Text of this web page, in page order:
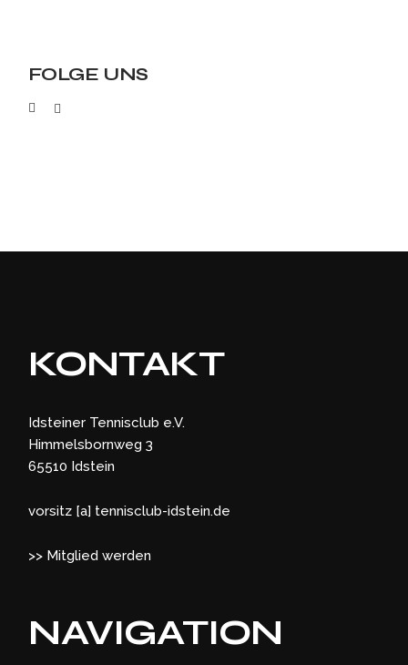
FOLGE UNS
KONTAKT
Idsteiner Tennisclub e.V.
Himmelsbornweg 3
65510 Idstein
vorsitz [a] tennisclub-idstein.de
>> Mitglied werden
NAVIGATION